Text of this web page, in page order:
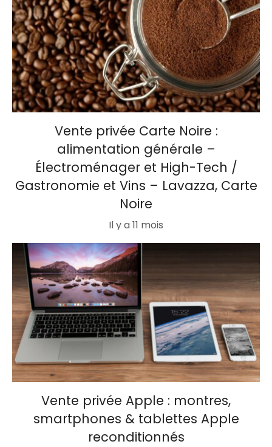
Vente privée Carte Noire :
alimentation générale –
Électroménager et High-Tech /
Gastronomie et Vins – Lavazza, Carte
Noire
Il y a 11 mois
Vente privée Apple : montres,
smartphones & tablettes Apple
reconditionnés